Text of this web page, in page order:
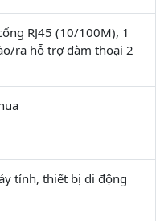
RJ45 (10/100M), 1
ra hỗ trợ đàm thoại 2
tính, thiết bị di động